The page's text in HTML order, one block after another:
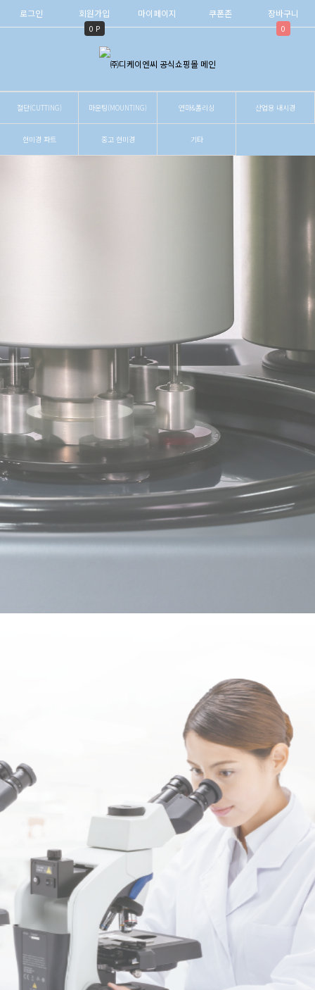
로그인 회원가입
0 P
마이페이지 쿠폰존 장바구니
0
절단(CUTTING) 마운팅(MOUNTING) 연마&폴리싱 산업용 내시경
현미경 파트 중고 현미경 기타